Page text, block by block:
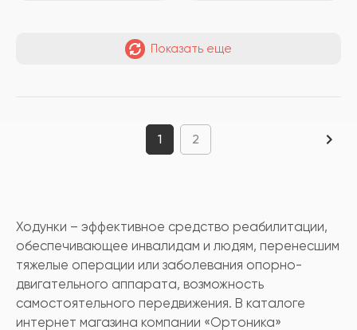
Показать еще
1 2
Ходунки – эффективное средство реабилитации,
обеспечивающее инвалидам и людям, перенесшим
тяжелые операции или заболевания опорно-
двигательного аппарата, возможность
самостоятельного передвижения. В каталоге
интернет магазина компании «Ортоника»